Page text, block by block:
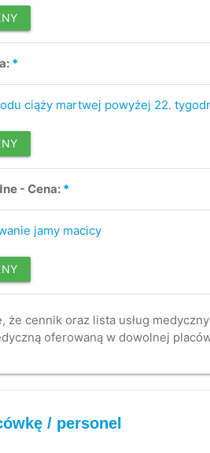
*
ciąży martwej powyżej 22.
- Cena: *
jamy macicy
że cennik oraz lista usług
oferowaną w dowolnej
/ personel